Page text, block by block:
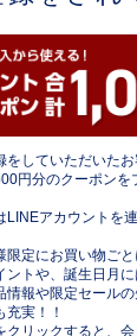
をしていただいた
円分のクーポンを
アカウントを
限定にお買い物ご
ントや、誕生日月に
情報や限定セール
充実！！
クリックすると、